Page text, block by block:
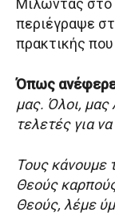
Μιλώντας στο
περιέγραψε
πρακτικής που
Όπως
μας. Όλοι, μας
τελετές για
Τους κάνουμε
Θεούς
Θεούς, λέμε